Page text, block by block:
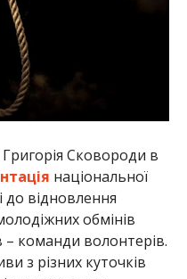
Сковороди в
національної
до відновлення
обмінів
– команди волонтерів.
з різних куточків